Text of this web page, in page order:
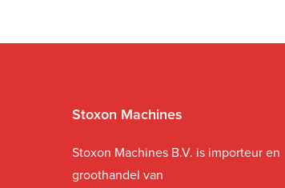
Stoxon Machines
Stoxon Machines B.V. is importeur en
groothandel van